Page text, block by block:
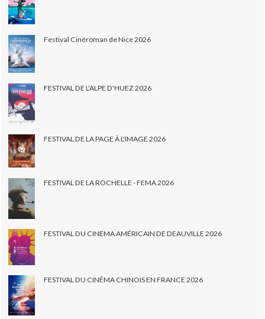
Festival Cinéroman de Nice 2026
FESTIVAL DE L'ALPE D'HUEZ 2026
FESTIVAL DE LA PAGE À L'IMAGE 2026
FESTIVAL DE LA ROCHELLE - FEMA 2026
FESTIVAL DU CINEMA AMÉRICAIN DE DEAUVILLE 2026
FESTIVAL DU CINÉMA CHINOIS EN FRANCE 2026